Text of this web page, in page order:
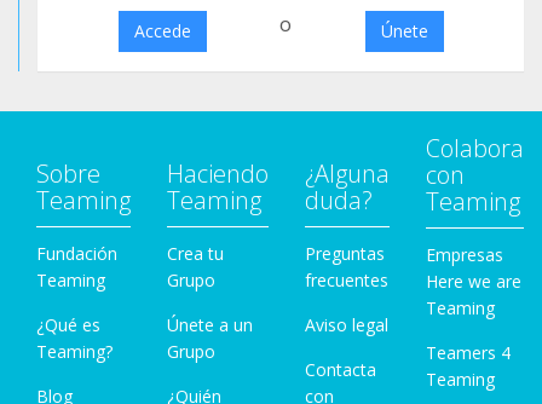
Accede o Únete
Sobre
Teaming
Fundación
Teaming
¿Qué es
Teaming?
Blog
Haciendo
Teaming
Crea tu
Grupo
Únete a un
Grupo
¿Quién
¿Alguna
duda?
Preguntas
frecuentes
Aviso legal
Contacta
con
Colabora
con
Teaming
Empresas
Here we are
Teaming
Teamers 4
Teaming